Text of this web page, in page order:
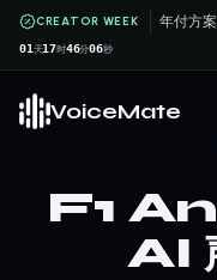
CREATOR WEEK 年付方
01天17时46分06秒
VoiceMate
F1
AI